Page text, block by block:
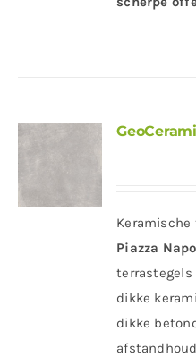
Keramische
Piazza
terrastegels
dikke
dikke